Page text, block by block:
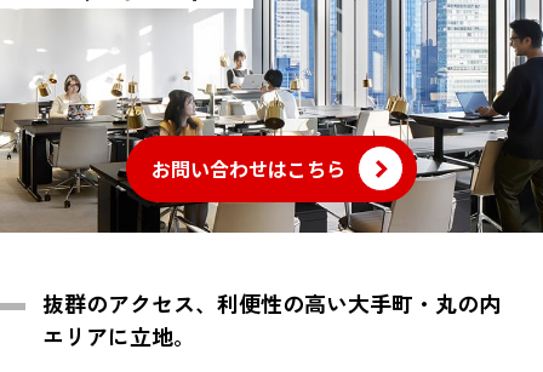
お問い合わせはこちら
抜群のアクセス、利便性の高い大手町・丸の内
エリアに立地。